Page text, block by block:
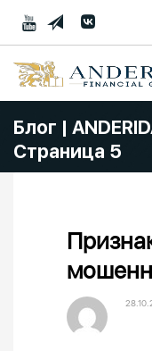
Блог |
Страница 5